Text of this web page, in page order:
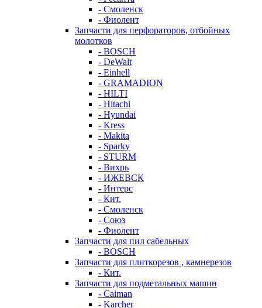
- Смоленск
- Фиолент
Запчасти для перфораторов, отбойных
молотков
- BOSCH
- DeWalt
- Einhell
- GRAMADION
- HILTI
- Hitachi
- Hyundai
- Kress
- Makita
- Sparky
- STURM
- Вихрь
- ИЖЕВСК
- Интерс
- Кит.
- Смоленск
- Союз
- Фиолент
Запчасти для пил сабельных
- BOSCH
Запчасти для плиткорезов , камнерезов
- Кит.
Запчасти для подметальных машин
- Caiman
- Karcher